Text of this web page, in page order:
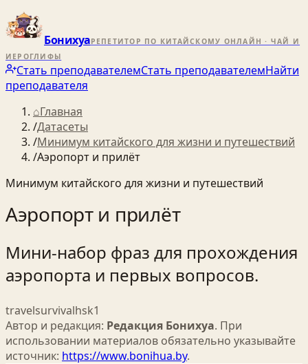
БонихуаРЕПЕТИТОР ПО КИТАЙСКОМУ ОНЛАЙН · ЧАЙ И
ИЕРОГЛИФЫ
Стать преподавателемСтать преподавателемНайти
преподавателя
⌂Главная
/Датасеты
/Минимум китайского для жизни и путешествий
/Аэропорт и прилёт
Минимум китайского для жизни и путешествий
Аэропорт и прилёт
Мини‑набор фраз для прохождения
аэропорта и первых вопросов.
travelsurvivalhsk1
Автор и редакция: Редакция Бонихуа. При
использовании материалов обязательно указывайте
источник: https://www.bonihua.by.